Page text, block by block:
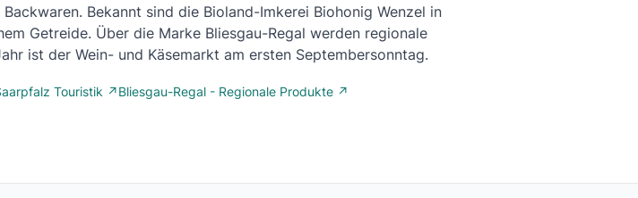
Bekannt sind die Bioland-Imkerei Biohonig Wenzel in
Getreide. Über die Marke Bliesgau-Regal werden regionale
ist der Wein- und Käsemarkt am ersten Septembersonntag.
Touristik ↗Bliesgau-Regal - Regionale Produkte ↗